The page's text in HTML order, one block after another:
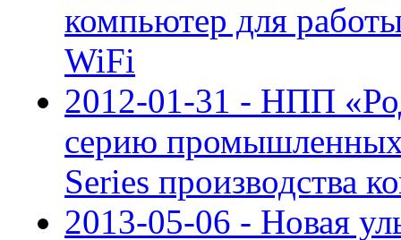
компьютер для
WiFi
2012-01-31 - НПП
серию
Series производства
2013-05-06 - Новая